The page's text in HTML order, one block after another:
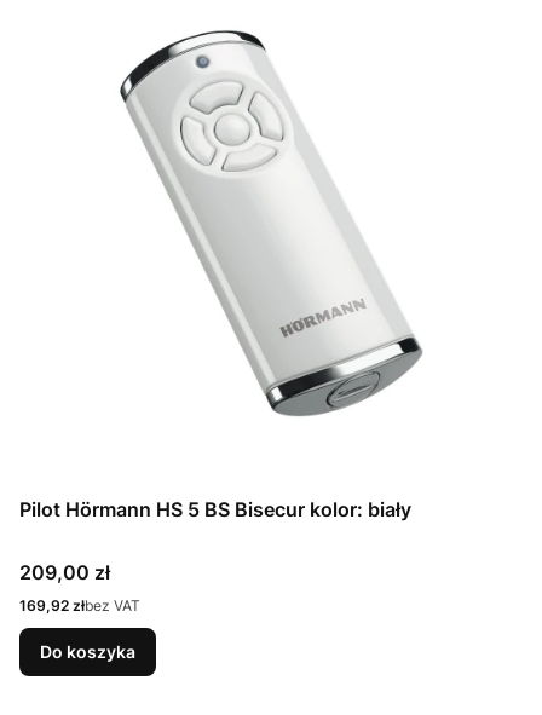
Pilot Hörmann HS 5 BS Bisecur kolor: biały
Cena
209,00 zł
Cena
169,92 złbez VAT
Do koszyka